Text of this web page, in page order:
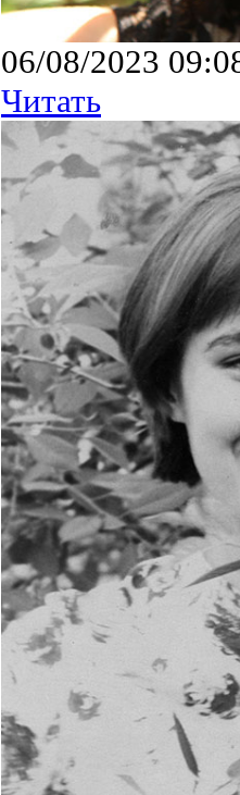
06/08/2023
Читать